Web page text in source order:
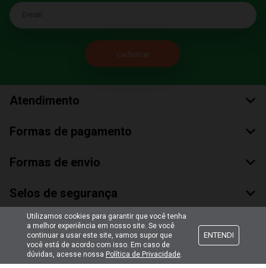
E-mail
Atendimento
Formas de pagamento
Formas de envio
Selos de segurança
Utilizamos cookies para garantir que você tenha
a melhor experiência em nosso site. Se você
continuar a usar este site, vamos supor que
você está de acordo com isso. Em caso de
dúvidas, acesse nossa Política de Privacidade.
ENTENDI